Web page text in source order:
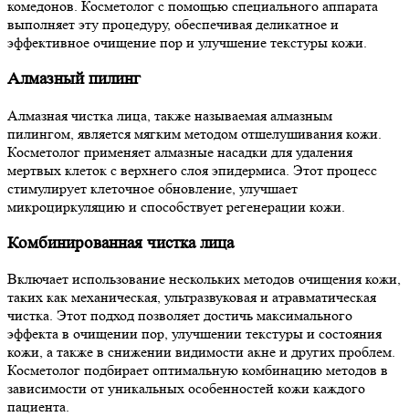
комедонов. Косметолог с помощью специального аппарата
выполняет эту процедуру, обеспечивая деликатное и
эффективное очищение пор и улучшение текстуры кожи.
Алмазный пилинг
Алмазная чистка лица, также называемая алмазным
пилингом, является мягким методом отшелушивания кожи.
Косметолог применяет алмазные насадки для удаления
мертвых клеток с верхнего слоя эпидермиса. Этот процесс
стимулирует клеточное обновление, улучшает
микроциркуляцию и способствует регенерации кожи.
Комбинированная чистка лица
Включает использование нескольких методов очищения кожи,
таких как механическая, ультразвуковая и атравматическая
чистка. Этот подход позволяет достичь максимального
эффекта в очищении пор, улучшении текстуры и состояния
кожи, а также в снижении видимости акне и других проблем.
Косметолог подбирает оптимальную комбинацию методов в
зависимости от уникальных особенностей кожи каждого
пациента.